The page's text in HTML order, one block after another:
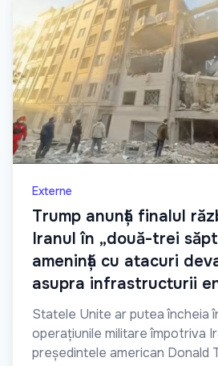
Externe
Trump anunță finalul
Iranul în „două-trei
amenință cu atacuri
asupra infrastructurii
Statele Unite ar putea încheia
operațiunile militare împotriva
președintele american Donald